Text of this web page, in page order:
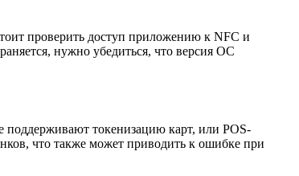
проверить доступ приложению к NFC и
нужно убедиться, что версия ОС
поддерживают токенизацию карт, или POS-
что также может приводить к ошибке при